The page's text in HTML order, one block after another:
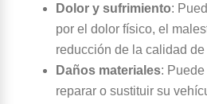
Dolor y sufrimiento:
por el dolor físico, el
reducción de la calidad de
Daños materiales:
reparar o sustituir su